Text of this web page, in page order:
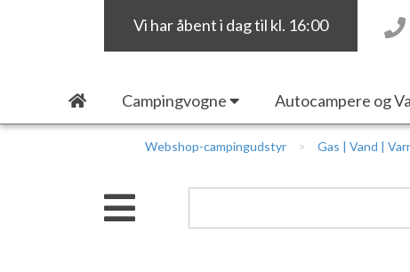
Vi har åbent i dag til kl. 16:00
Campingvogne Autocampere og
Webshop-campingudstyr Gas | Vand |